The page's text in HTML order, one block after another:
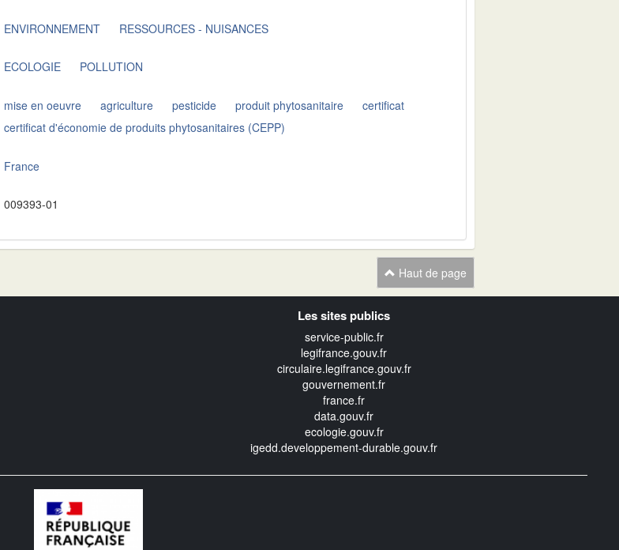
ENVIRONNEMENT RESSOURCES - NUISANCES
ECOLOGIE POLLUTION
mise en oeuvre agriculture pesticide produit phytosanitaire
certificat
certificat d'économie de produits phytosanitaires (CEPP)
France
009393-01
Haut de page
Les sites publics
service-public.fr
legifrance.gouv.fr
circulaire.legifrance.gouv.fr
gouvernement.fr
france.fr
data.gouv.fr
ecologie.gouv.fr
igedd.developpement-durable.gouv.fr